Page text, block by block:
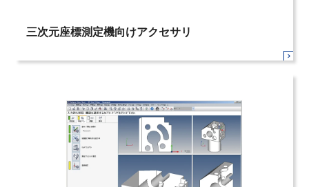
三次元座標測定機向けアクセサリ